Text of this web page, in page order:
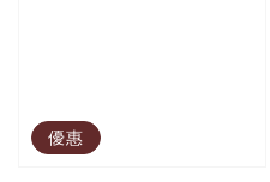
優惠